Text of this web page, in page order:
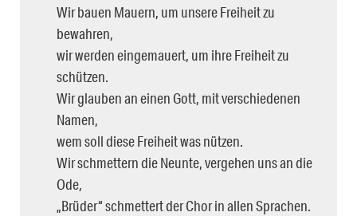
Wir bauen Mauern, um unsere Freiheit zu
bewahren,
wir werden eingemauert, um ihre Freiheit zu
schützen.
Wir glauben an einen Gott, mit verschiedenen
Namen,
wem soll diese Freiheit was nützen.
Wir schmettern die Neunte, vergehen uns an die
Ode,
„Brüder“ schmettert der Chor in allen Sprachen.